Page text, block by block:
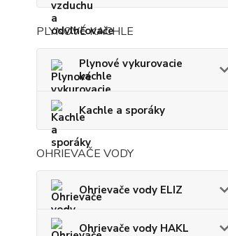
PLYNOVÉ KACHLE
Plynové vykurovacie
kachle
Kachle a sporáky
OHRIEVAČE VODY
Ohrievače vody ELIZ
Ohrievače vody HAKL